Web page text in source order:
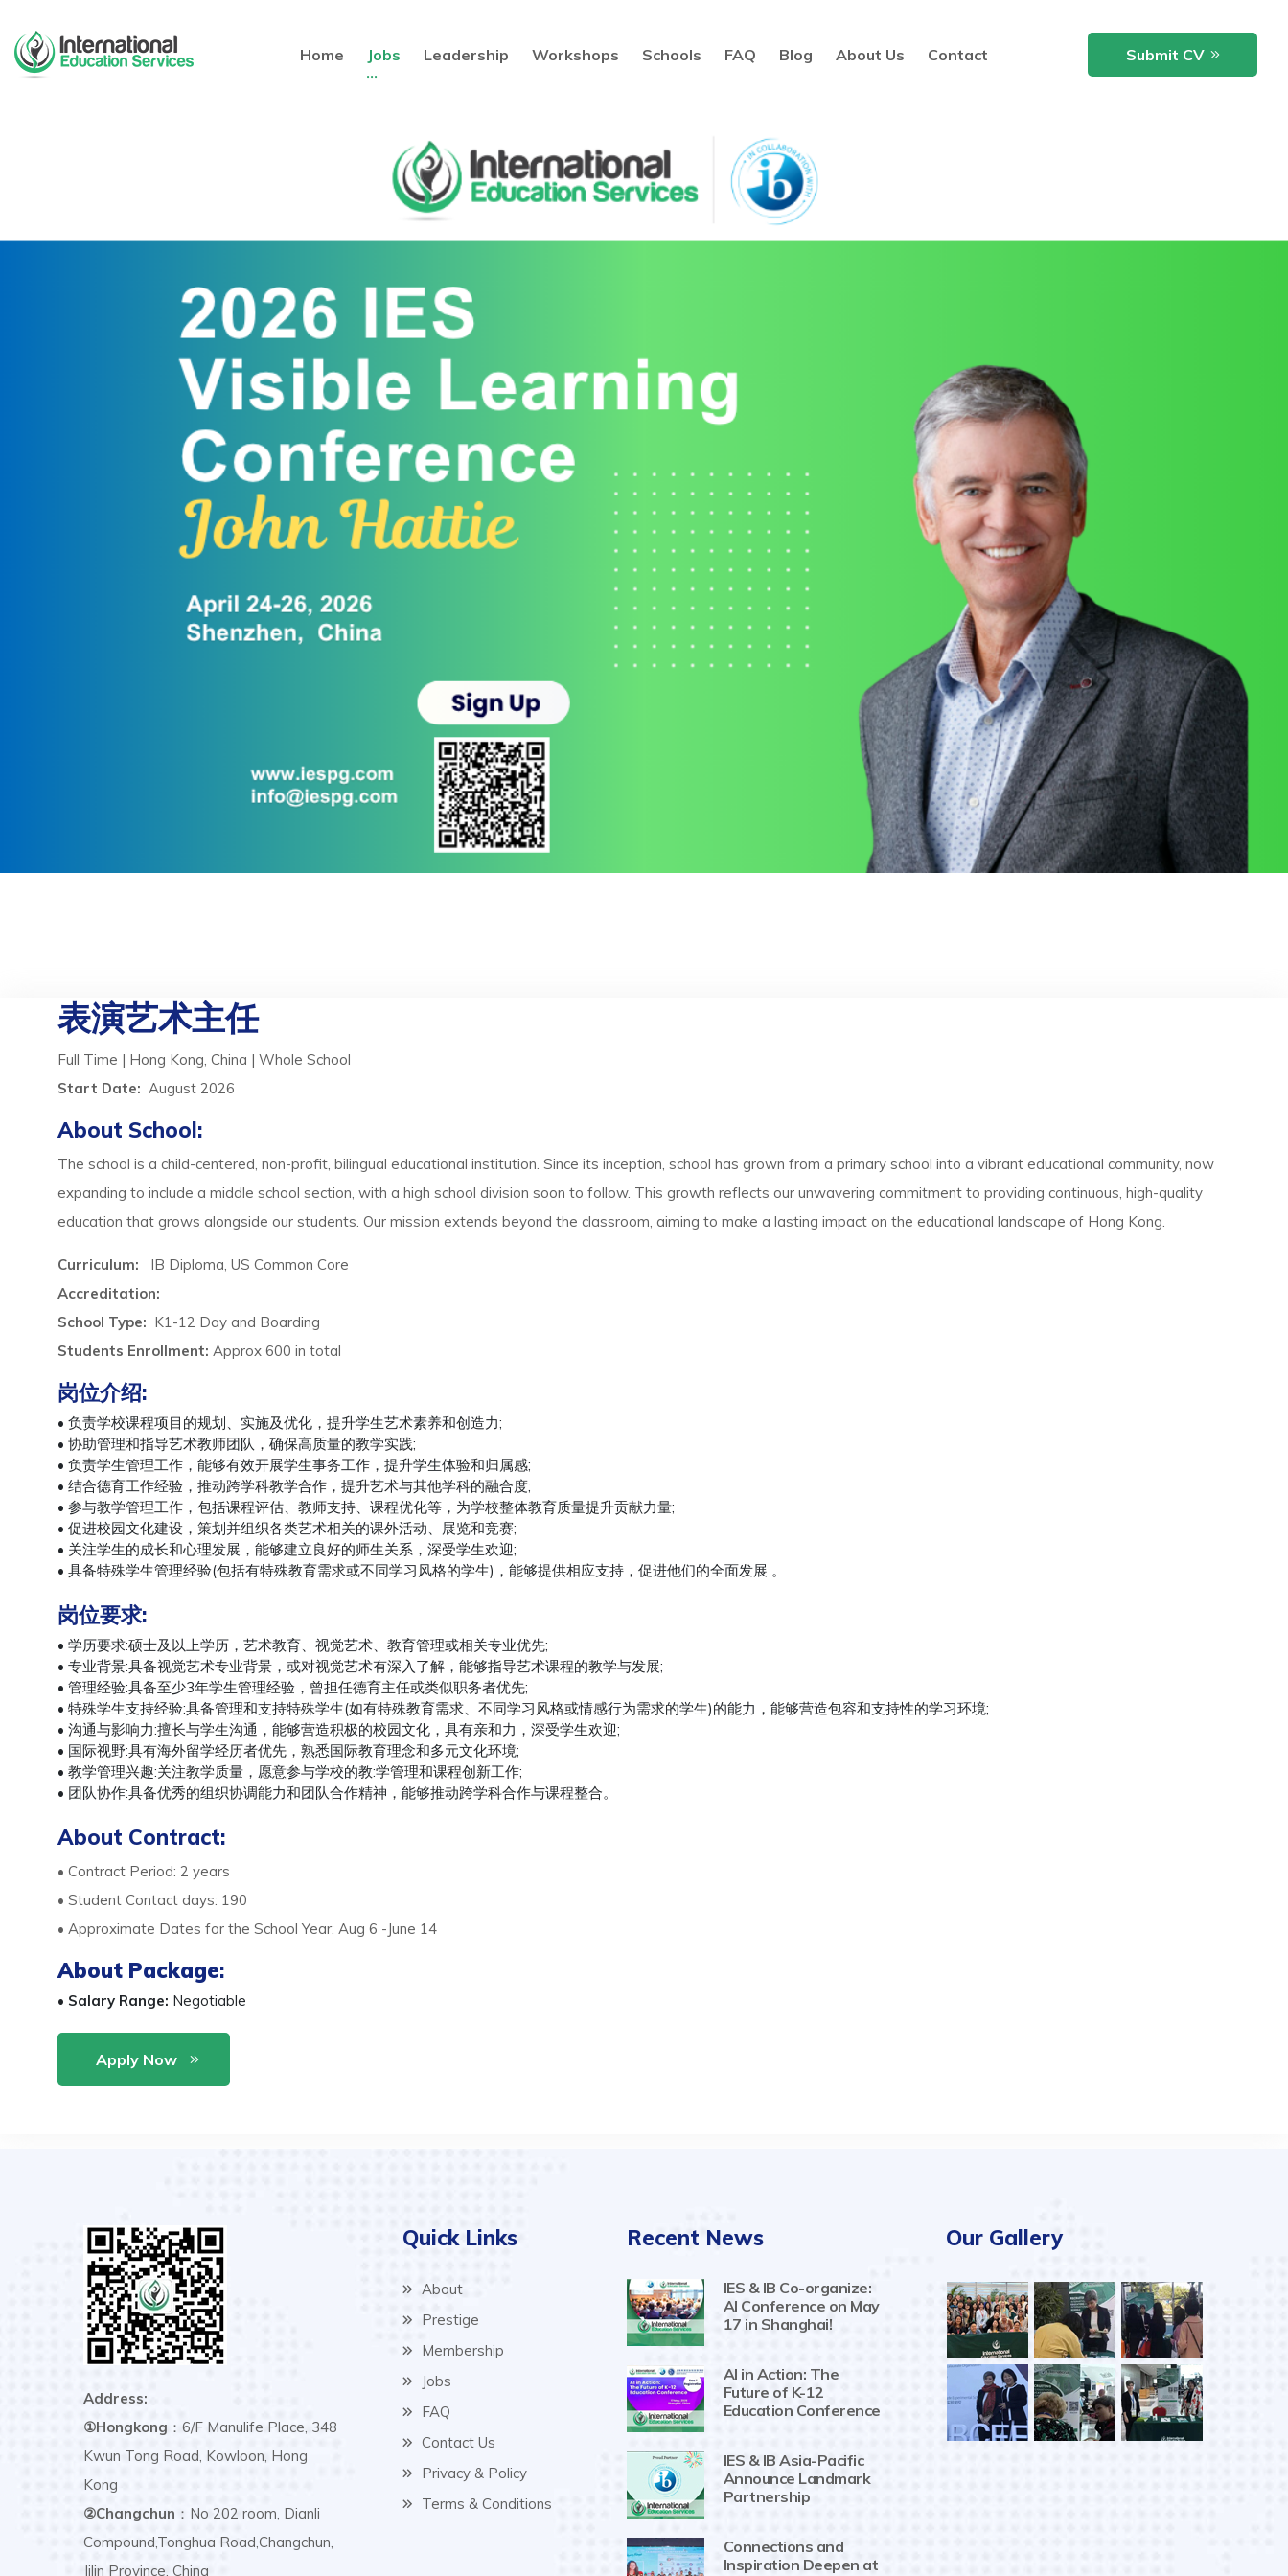
Home Jobs Leadership Workshops Schools FAQ Blog About Us Contact Submit CV
表演艺术主任
Full Time | Hong Kong, China | Whole School
Start Date: August 2026
About School:
The school is a child-centered, non-profit, bilingual educational institution. Since its inception, school has grown from a primary school into a vibrant educational community, now
expanding to include a middle school section, with a high school division soon to follow. This growth reflects our unwavering commitment to providing continuous, high-quality
education that grows alongside our students. Our mission extends beyond the classroom, aiming to make a lasting impact on the educational landscape of Hong Kong.
Curriculum: IB Diploma, US Common Core
Accreditation:
School Type: K1-12 Day and Boarding
Students Enrollment: Approx 600 in total
岗位介绍:
• 负责学校课程项目的规划、实施及优化，提升学生艺术素养和创造力;
• 协助管理和指导艺术教师团队，确保高质量的教学实践;
• 负责学生管理工作，能够有效开展学生事务工作，提升学生体验和归属感;
• 结合德育工作经验，推动跨学科教学合作，提升艺术与其他学科的融合度;
• 参与教学管理工作，包括课程评估、教师支持、课程优化等，为学校整体教育质量提升贡献力量;
• 促进校园文化建设，策划并组织各类艺术相关的课外活动、展览和竞赛;
• 关注学生的成长和心理发展，能够建立良好的师生关系，深受学生欢迎;
• 具备特殊学生管理经验(包括有特殊教育需求或不同学习风格的学生)，能够提供相应支持，促进他们的全面发展 。
岗位要求:
• 学历要求:硕士及以上学历，艺术教育、视觉艺术、教育管理或相关专业优先;
• 专业背景:具备视觉艺术专业背景，或对视觉艺术有深入了解，能够指导艺术课程的教学与发展;
• 管理经验:具备至少3年学生管理经验，曾担任德育主任或类似职务者优先;
• 特殊学生支持经验:具备管理和支持特殊学生(如有特殊教育需求、不同学习风格或情感行为需求的学生)的能力，能够营造包容和支持性的学习环境;
• 沟通与影响力:擅长与学生沟通，能够营造积极的校园文化，具有亲和力，深受学生欢迎;
• 国际视野:具有海外留学经历者优先，熟悉国际教育理念和多元文化环境;
• 教学管理兴趣:关注教学质量，愿意参与学校的教:学管理和课程创新工作;
• 团队协作:具备优秀的组织协调能力和团队合作精神，能够推动跨学科合作与课程整合。
About Contract:
• Contract Period: 2 years
• Student Contact days: 190
• Approximate Dates for the School Year: Aug 6 -June 14
About Package:
• Salary Range: Negotiable
Apply Now
Address:
①Hongkong ：6/F Manulife Place, 348
Kwun Tong Road, Kowloon, Hong
Kong
②Changchun ：No 202 room, Dianli
Compound,Tonghua Road,Changchun,
Jilin Province, China
Quick Links
About
Prestige
Membership
Jobs
FAQ
Contact Us
Privacy & Policy
Terms & Conditions
Recent News
IES & IB Co-organize:
AI Conference on May
17 in Shanghai!
AI in Action: The
Future of K-12
Education Conference
IES & IB Asia-Pacific
Announce Landmark
Partnership
Connections and
Inspiration Deepen at
Our Gallery